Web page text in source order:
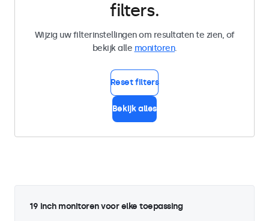
filters.
Wijzig uw filterinstellingen om resultaten te zien, of
bekijk alle monitoren.
Reset filters
Bekijk alles
19 inch monitoren voor elke toepassing